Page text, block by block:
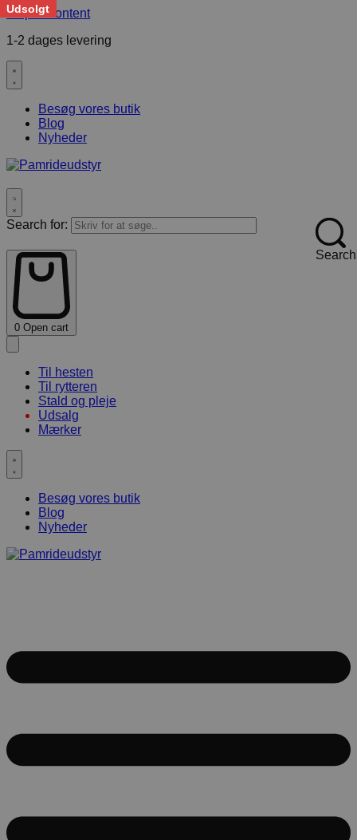
Skip to content
1-2 dages levering
Besøg vores butik
Blog
Nyheder
Search for:
Search
0 Open cart
Til hesten
Til rytteren
Stald og pleje
Udsalg
Mærker
Besøg vores butik
Blog
Nyheder
Udsolgt